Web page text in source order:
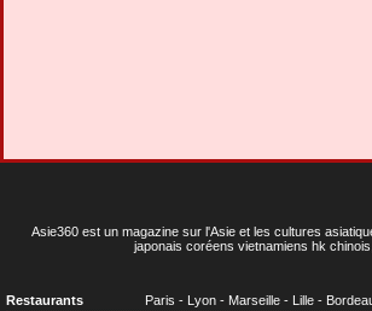
Asie360 est un magazine sur l'Asie et les cultures
japonais coréens vietnamiens hk
Restaurants Paris - Lyon - Marseille - Lille -